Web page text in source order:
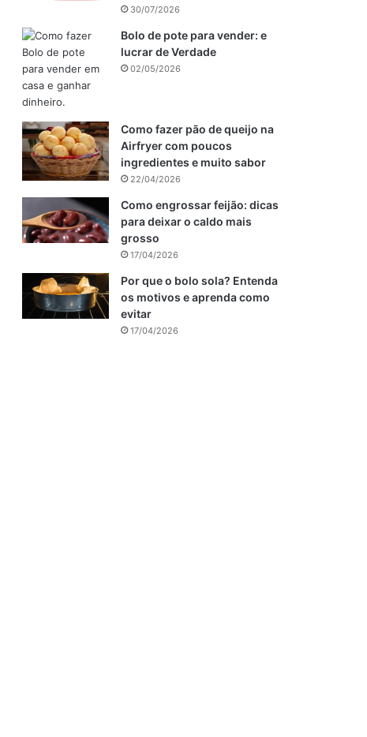
30/07/2026
Bolo de pote para vender: e
lucrar de Verdade
02/05/2026
Como fazer pão de queijo na
Airfryer com poucos
ingredientes e muito sabor
22/04/2026
Como engrossar feijão: dicas
para deixar o caldo mais
grosso
17/04/2026
Por que o bolo sola? Entenda
os motivos e aprenda como
evitar
17/04/2026